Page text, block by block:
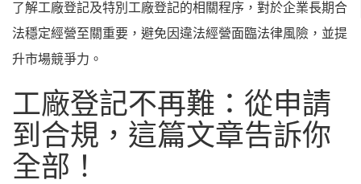
了解工廠登記及特別工廠登記的相關程序，對於企業長期合
法穩定經營至關重要，避免因違法經營面臨法律風險，並提
升市場競爭力。
工廠登記不再難：從申請
到合規，這篇文章告訴你
全部！